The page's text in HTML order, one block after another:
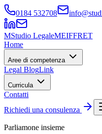
0184 532708
MStudio LegaleMEIFFRET
Home
Aree di competenza
Legal BlogLink
Curricula
Contatti
Richiedi una consulenza
Parliamone insieme